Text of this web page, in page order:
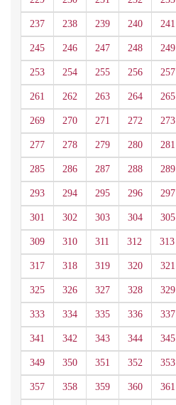
237 238 239 240 241
245 246 247 248 249
253 254 255 256 257
261 262 263 264 265
269 270 271 272 273
277 278 279 280 281
285 286 287 288 289
293 294 295 296 297
301 302 303 304 305
309 310 311 312 313
317 318 319 320 321
325 326 327 328 329
333 334 335 336 337
341 342 343 344 345
349 350 351 352 353
357 358 359 360 361